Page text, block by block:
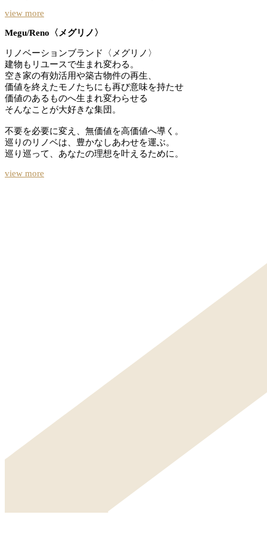
view more
Megu/Reno〈メグリノ〉
リノベーションブランド〈メグリノ〉
建物もリユースで生まれ変わる。
空き家の有効活用や築古物件の再生、
価値を終えたモノたちにも再び意味を持たせ
価値のあるものへ生まれ変わらせる
そんなことが大好きな集団。
不要を必要に変え、無価値を高価値へ導く。
巡りのリノベは、豊かなしあわせを運ぶ。
巡り巡って、あなたの理想を叶えるために。
view more